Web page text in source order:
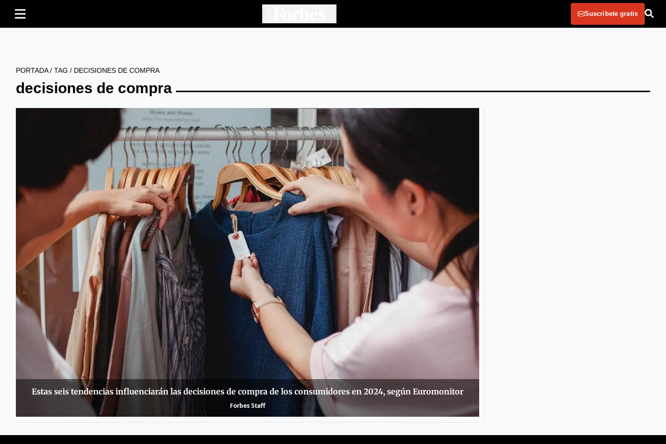
Suscribete gratis
PORTADA/ TAG / DECISIONES DE COMPRA
decisiones de compra
Estas seis tendencias influenciarán las decisiones de compra de los consumidores en 2024, según Euromonitor
Forbes Staff